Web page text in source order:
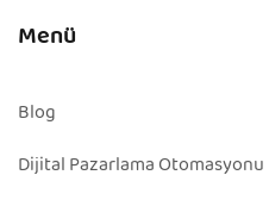
Menü
Blog
Dijital Pazarlama Otomasyonu